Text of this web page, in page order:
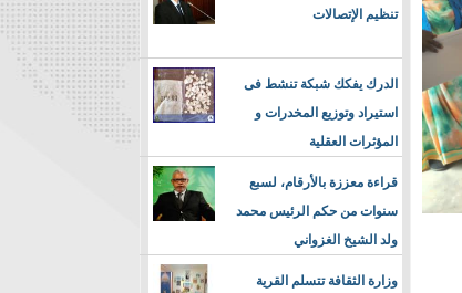
تنظيم الإتصالات
الدرك يفكك شبكة تنشط فى
استيراد وتوزيع المخدرات و
المؤثرات العقلية
قراءة معززة بالأرقام، لسبع
سنوات من حكم الرئيس محمد
ولد الشيخ الغزواني
وزارة الثقافة تتسلم القرية